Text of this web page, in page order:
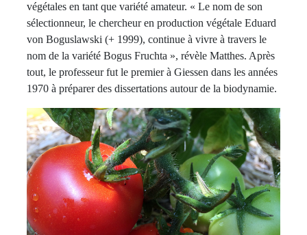
végétales en tant que variété amateur. « Le nom de son
sélectionneur, le chercheur en production végétale Eduard
von Boguslawski (+ 1999), continue à vivre à travers le
nom de la variété Bogus Fruchta », révèle Matthes. Après
tout, le professeur fut le premier à Giessen dans les années
1970 à préparer des dissertations autour de la biodynamie.